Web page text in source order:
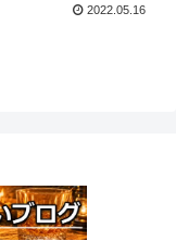
2022.05.16